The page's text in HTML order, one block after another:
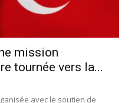
mission
tournée vers la...
avec le soutien de